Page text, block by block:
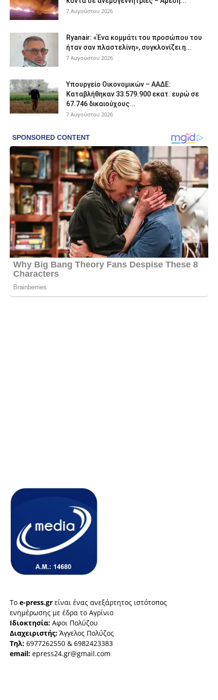
7 Αυγούστου 2026
Ryanair: «Ένα κομμάτι του προσώπου του
ήταν σαν πλαστελίνη», συγκλονίζει η...
7 Αυγούστου 2026
Υπουργείο Οικονομικών – ΑΑΔΕ:
Καταβλήθηκαν 33.579.900 εκατ. ευρώ σε
67.746 δικαιούχους...
7 Αυγούστου 2026
Το e-press.gr είναι ένας ανεξάρτητος ιστότοπος
ενημέρωσης με έδρα το Αγρίνιο
Ιδιοκτησία: Αφοι Πολύζου
Διαχειριστής: Άγγελος Πολύζος
Τηλ: 6977262550 & 6982423383
email: epress24.gr@gmail.com